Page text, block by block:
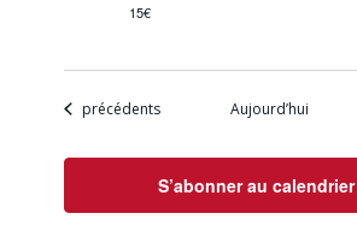
15€
Évènements
précédents Aujourd’hui
S’abonner au calendrier